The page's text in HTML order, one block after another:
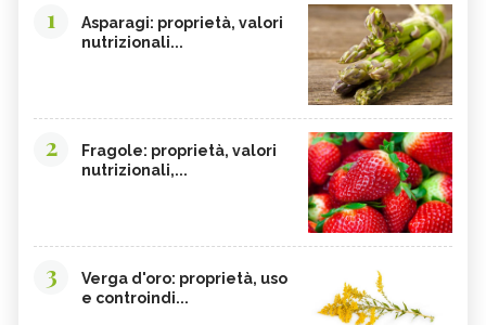
1
Asparagi: proprietà, valori
nutrizionali...
2
Fragole: proprietà, valori
nutrizionali,...
3
Verga d'oro: proprietà, uso
e controindi...